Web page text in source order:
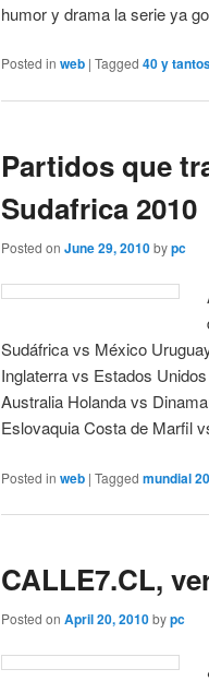
humor y drama la serie ya
Posted in web |Tagged 40 y
Partidos que
Sudafrica 2010
Posted onJune 29, 2010 bypc
Sudáfrica vs México
Inglaterra vs Estados
Australia Holanda vs
Eslovaquia Costa de Marfil
Posted in web |Tagged mundial
CALLE7.CL,
Posted onApril 20, 2010 bypc